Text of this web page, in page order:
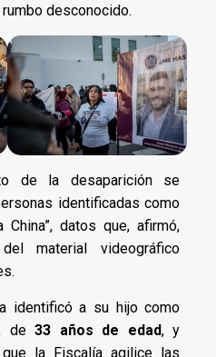
desconocido.
de la desaparición se
identificadas como
China”, datos que, afirmó,
material videográfico
identificó a su hijo como
de33 años de edad, y
la Fiscalía agilice las